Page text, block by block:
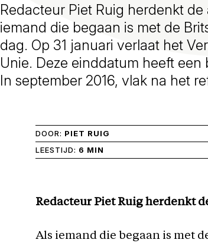
Redacteur Piet Ruig herdenkt
iemand die begaan is met de
dag. Op 31 januari verlaat het
Unie. Deze einddatum heeft
In september 2016, vlak na het
DOOR: PIET RUIG
LEESTIJD: 6 MIN
Redacteur Piet Ruig herdenkt
Als iemand die begaan is met